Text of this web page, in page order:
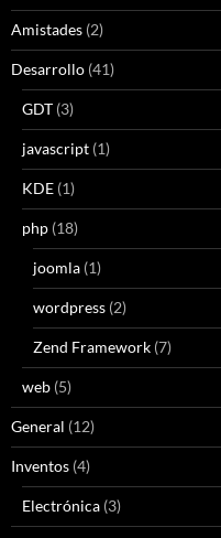
Amistades (2)
Desarrollo (41)
GDT (3)
javascript (1)
KDE (1)
php (18)
joomla (1)
wordpress (2)
Zend Framework (7)
web (5)
General (12)
Inventos (4)
Electrónica (3)